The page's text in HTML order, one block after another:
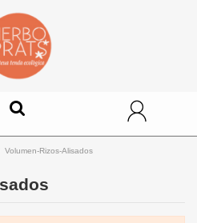
Volumen-Rizos-Alisados